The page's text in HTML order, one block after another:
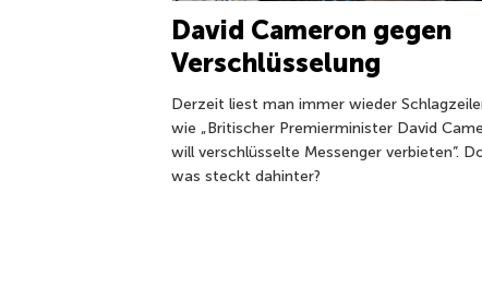
David Cameron gegen
Verschlüsselung
Derzeit liest man immer wieder
wie „Britischer Premierminister David
will verschlüsselte Messenger verbieten”.
was steckt dahinter?